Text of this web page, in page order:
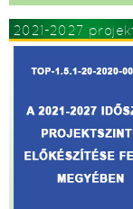
2021-2027